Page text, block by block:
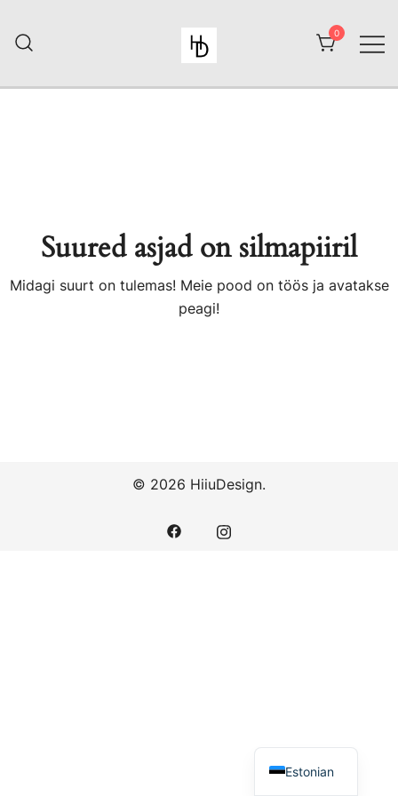
content
HiiuDesign
0
Suured asjad on silmapiiril
Midagi suurt on tulemas! Meie pood on töös ja avatakse
peagi!
© 2026 HiiuDesign.
Estonian